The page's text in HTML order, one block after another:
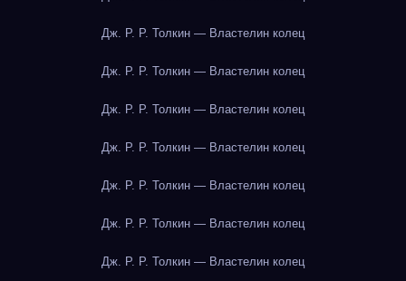
Дж. Р. Р. Толкин — Властелин колец
Дж. Р. Р. Толкин — Властелин колец
Дж. Р. Р. Толкин — Властелин колец
Дж. Р. Р. Толкин — Властелин колец
Дж. Р. Р. Толкин — Властелин колец
Дж. Р. Р. Толкин — Властелин колец
Дж. Р. Р. Толкин — Властелин колец